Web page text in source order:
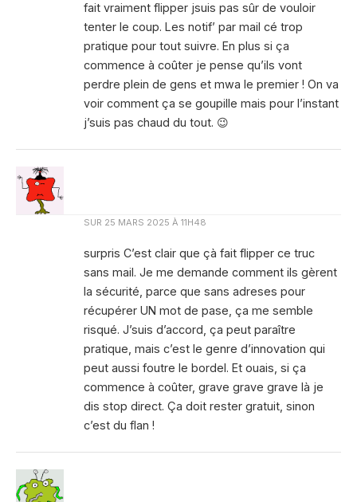
fait vraiment flipper jsuis pas sûr de vouloir
tenter le coup. Les notif’ par mail cé trop
pratique pour tout suivre. En plus si ça
commence à coûter je pense qu’ils vont
perdre plein de gens et mwa le premier ! On va
voir comment ça se goupille mais pour l’instant
j’suis pas chaud du tout. 😉
SUR 25 MARS 2025 À 11H48
surpris C’est clair que çà fait flipper ce truc
sans mail. Je me demande comment ils gèrent
la sécurité, parce que sans adreses pour
récupérer UN mot de pase, ça me semble
risqué. J’suis d’accord, ça peut paraître
pratique, mais c’est le genre d’innovation qui
peut aussi foutre le bordel. Et ouais, si ça
commence à coûter, grave grave grave là je
dis stop direct. Ça doit rester gratuit, sinon
c’est du flan !